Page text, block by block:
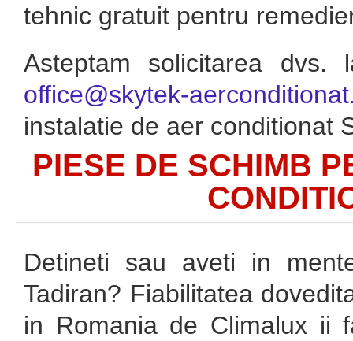
tehnic gratuit pentru
Asteptam solicitarea
office@skytek-
instalatie de aer conditionat
PIESE DE SCHIMB
Detineti sau aveti in
Tadiran? Fiabilitatea
in Romania de Climalux ii